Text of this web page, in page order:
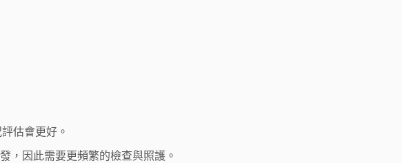
估會更好。
，因此需要更頻繁的檢查與照護。